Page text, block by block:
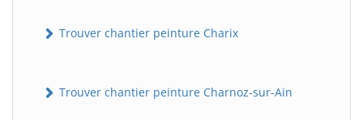
Trouver chantier peinture Charix
Trouver chantier peinture Charnoz-sur-Ain